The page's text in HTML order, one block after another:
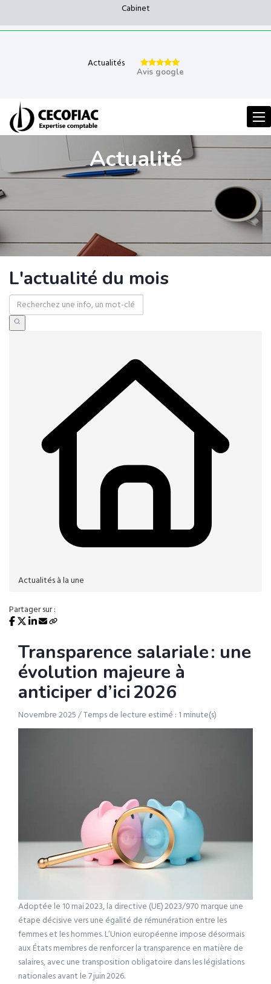
Cabinet
Actualités
Avis google
Actualité
L'actualité du mois
Actualités à la une
Partager sur :
Transparence salariale : une
évolution majeure à
anticiper d’ici 2026
Novembre 2025 / Temps de lecture estimé : 1 minute(s)
Adoptée le 10 mai 2023, la directive (UE) 2023/970 marque une
étape décisive vers une égalité de rémunération entre les
femmes et les hommes. L’Union européenne impose désormais
aux États membres de renforcer la transparence en matière de
salaires, avec une transposition obligatoire dans les législations
nationales avant le 7 juin 2026.